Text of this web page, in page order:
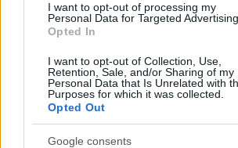
I want to opt-out of processing my
Personal Data for Targeted Advertising.
Opted In
I want to opt-out of Collection, Use,
Retention, Sale, and/or Sharing of my
Personal Data that Is Unrelated with
Purposes for which it was collected.
Opted Out
Google consents
BEST OF